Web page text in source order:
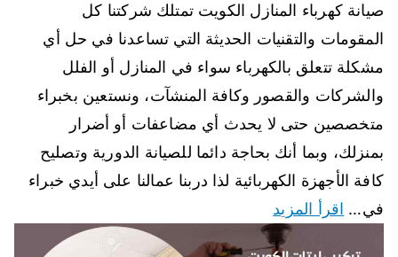
صيانة كهرباء المنازل الكويت تمتلك شركتنا كل
المقومات والتقنيات الحديثة التي تساعدنا في حل أي
مشكلة تتعلق بالكهرباء سواء في المنازل أو الفلل
والشركات والقصور وكافة المنشآت، ونستعين بخبراء
متخصصين حتى لا يحدث أي مضاعفات أو أضرار
بمنزلك، وبما أنك بحاجة دائما للصيانة الدورية وتصليح
كافة الأجهزة الكهربائية لذا دربنا عمالنا على أيدي خبراء
في… اقرأ المزيد